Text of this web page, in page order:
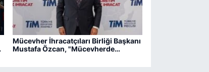
Mücevher İhracatçıları Birliği Başkanı
Mustafa Özcan, "Mücevherde